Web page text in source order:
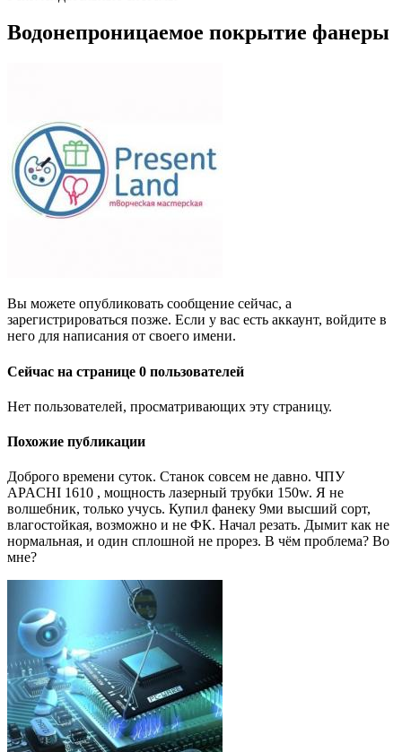
Водонепроницаемое покрытие фанеры
Вы можете опубликовать сообщение сейчас, а
зарегистрироваться позже. Если у вас есть аккаунт, войдите в
него для написания от своего имени.
Сейчас на странице 0 пользователей
Нет пользователей, просматривающих эту страницу.
Похожие публикации
Доброго времени суток. Станок совсем не давно. ЧПУ
APACHI 1610 , мощность лазерный трубки 150w. Я не
волшебник, только учусь. Купил фанеку 9ми высший сорт,
влагостойкая, возможно и не ФК. Начал резать. Дымит как не
нормальная, и один сплошной не прорез. В чём проблема? Во
мне?